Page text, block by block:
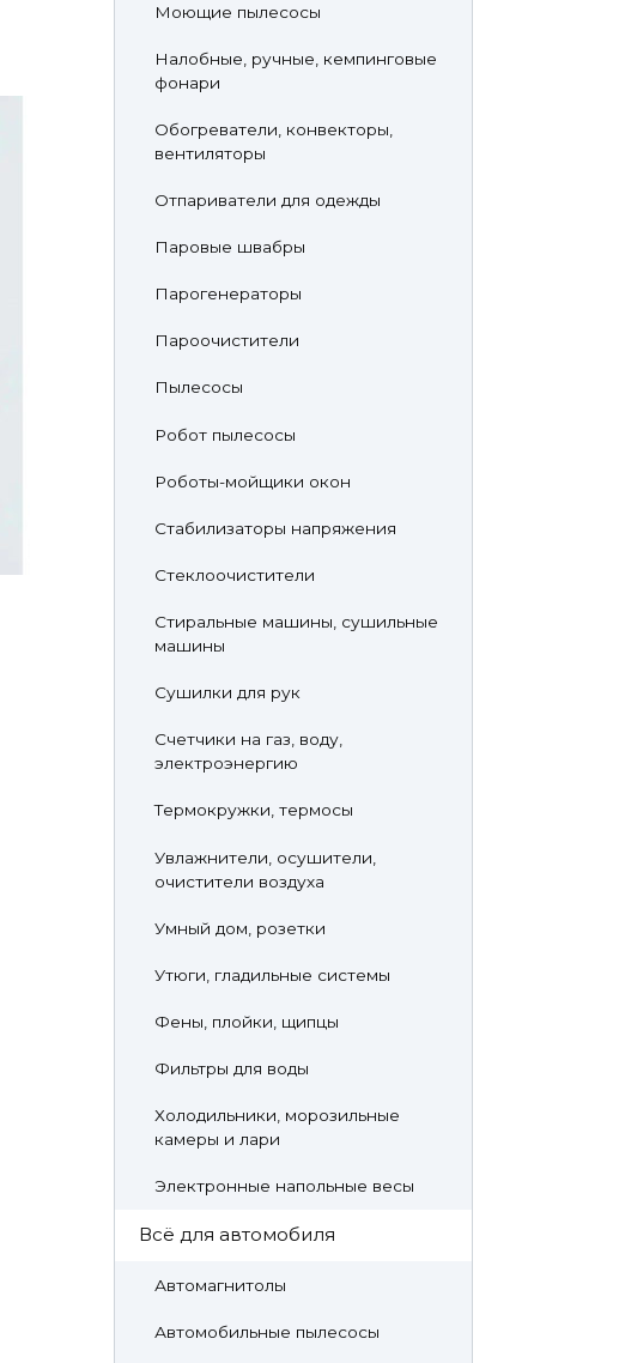
Моющие пылесосы
Налобные, ручные, кемпинговые
фонари
Обогреватели, конвекторы,
вентиляторы
Отпариватели для одежды
Паровые швабры
Парогенераторы
Пароочистители
Пылесосы
Робот пылесосы
Роботы-мойщики окон
Стабилизаторы напряжения
Стеклоочистители
Стиральные машины, сушильные
машины
Сушилки для рук
Счетчики на газ, воду,
электроэнергию
Термокружки, термосы
Увлажнители, осушители,
очистители воздуха
Умный дом, розетки
Утюги, гладильные системы
Фены, плойки, щипцы
Фильтры для воды
Холодильники, морозильные
камеры и лари
Электронные напольные весы
Всё для автомобиля
Автомагнитолы
Автомобильные пылесосы